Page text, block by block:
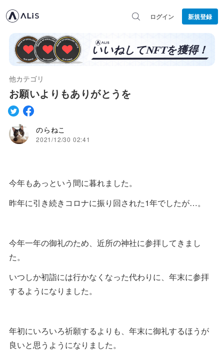
ログイン 新規登録
他カテゴリ
お願いよりもありがとうを
のらねこ
2021/12/30 02:41
今年もあっという間に暮れました。
昨年に引き続きコロナに振り回された1年でしたが…。
今年一年の御礼のため、近所の神社に参拝してきまし
た。
いつしか初詣には行かなくなった代わりに、年末に参拝
するようになりました。
年初にいろいろ祈願するよりも、年末に御礼するほうが
良いと思うようになりました。